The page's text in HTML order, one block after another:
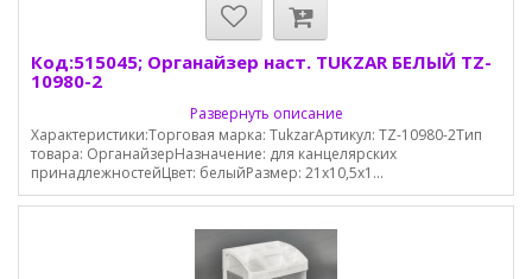
Код:515045; Органайзер наст. TUKZAR БЕЛЫЙ TZ-
10980-2
Развернуть описание
Характеристики:Торговая марка: TukzarАртикул: TZ-10980-2Тип
товара: ОрганайзерНазначение: для канцелярских
принадлежностейЦвет: белыйРазмер: 21х10,5х1...